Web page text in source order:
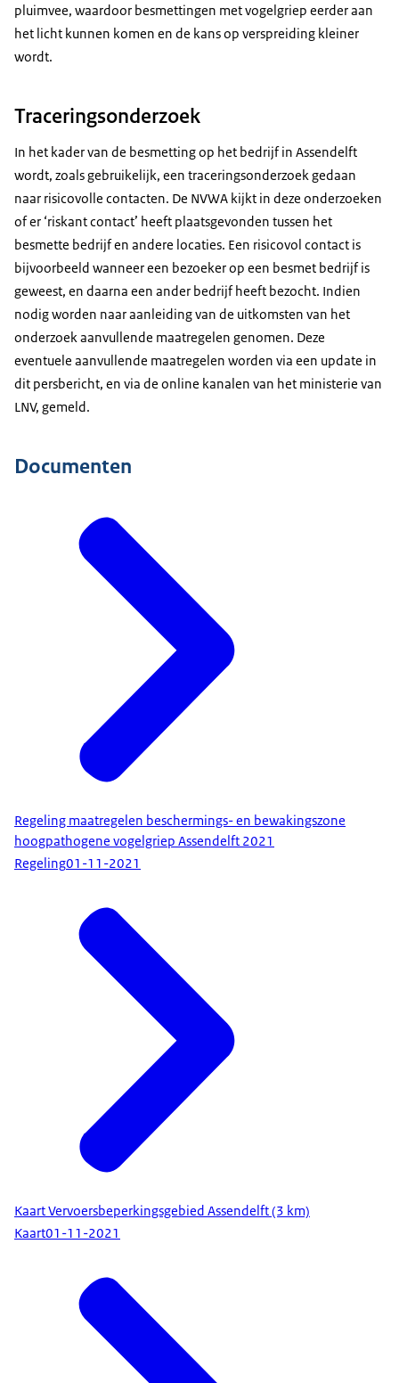
pluimvee, waardoor besmettingen met vogelgriep eerder aan
het licht kunnen komen en de kans op verspreiding kleiner
wordt.
Traceringsonderzoek
In het kader van de besmetting op het bedrijf in Assendelft
wordt, zoals gebruikelijk, een traceringsonderzoek gedaan
naar risicovolle contacten. De NVWA kijkt in deze onderzoeken
of er ‘riskant contact’ heeft plaatsgevonden tussen het
besmette bedrijf en andere locaties. Een risicovol contact is
bijvoorbeeld wanneer een bezoeker op een besmet bedrijf is
geweest, en daarna een ander bedrijf heeft bezocht. Indien
nodig worden naar aanleiding van de uitkomsten van het
onderzoek aanvullende maatregelen genomen. Deze
eventuele aanvullende maatregelen worden via een update in
dit persbericht, en via de online kanalen van het ministerie van
LNV, gemeld.
Documenten
Regeling maatregelen beschermings- en bewakingszone
hoogpathogene vogelgriep Assendelft 2021
Regeling01-11-2021
Kaart Vervoersbeperkingsgebied Assendelft (3 km)
Kaart01-11-2021